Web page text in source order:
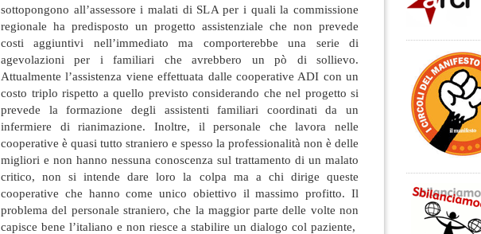
sottopongono all’assessore i malati di SLA per i quali la commissione
regionale ha predisposto un progetto assistenziale che non prevede
costi aggiuntivi nell’immediato ma comporterebbe una serie di
agevolazioni per i familiari che avrebbero un pò di sollievo.
Attualmente l’assistenza viene effettuata dalle cooperative ADI con un
costo triplo rispetto a quello previsto considerando che nel progetto si
prevede la formazione degli assistenti familiari coordinati da un
infermiere di rianimazione. Inoltre, il personale che lavora nelle
cooperative è quasi tutto straniero e spesso la professionalità non è delle
migliori e non hanno nessuna conoscenza sul trattamento di un malato
critico, non si intende dare loro la colpa ma a chi dirige queste
cooperative che hanno come unico obiettivo il massimo profitto. Il
problema del personale straniero, che la maggior parte delle volte non
capisce bene l’italiano e non riesce a stabilire un dialogo col paziente,